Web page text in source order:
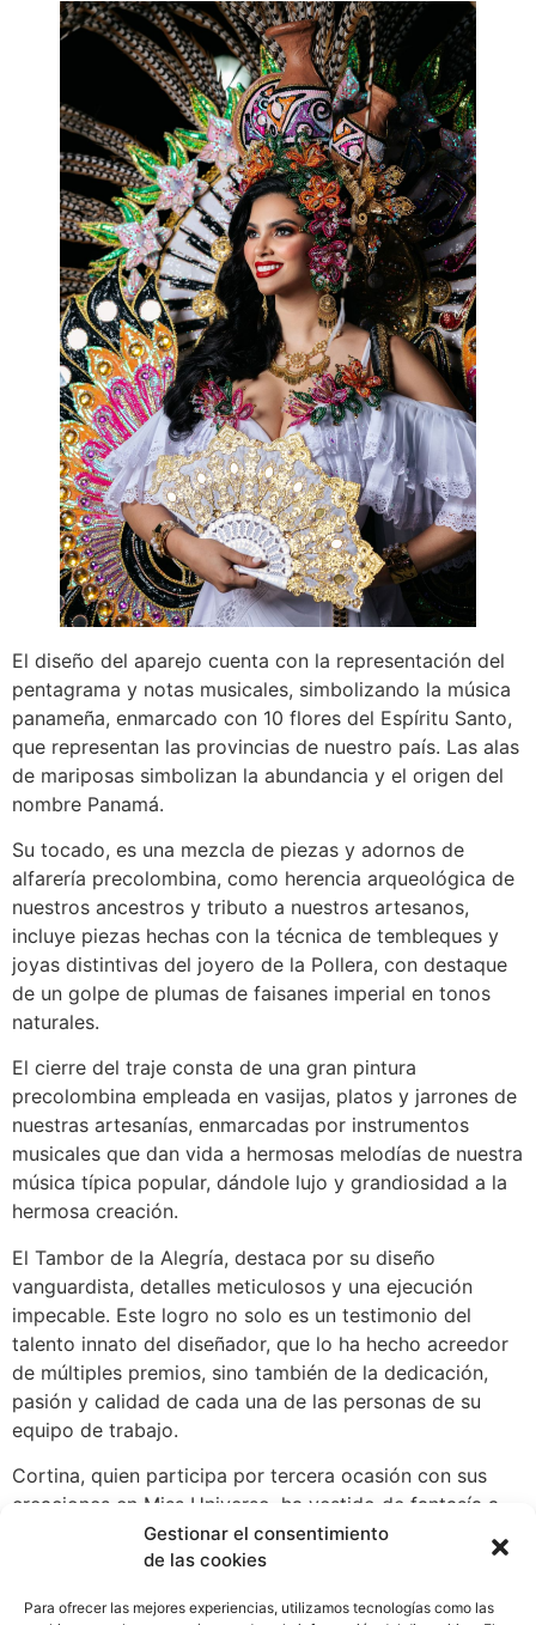
Gestionar el consentimiento
de las cookies
Para ofrecer las mejores experiencias, utilizamos tecnologías como las
El diseño del aparejo cuenta con la representación del
pentagrama y notas musicales, simbolizando la música
panameña, enmarcado con 10 flores del Espíritu Santo,
que representan las provincias de nuestro país. Las alas
de mariposas simbolizan la abundancia y el origen del
nombre Panamá.
Su tocado, es una mezcla de piezas y adornos de
alfarería precolombina, como herencia arqueológica de
nuestros ancestros y tributo a nuestros artesanos,
incluye piezas hechas con la técnica de tembleques y
joyas distintivas del joyero de la Pollera, con destaque
de un golpe de plumas de faisanes imperial en tonos
naturales.
El cierre del traje consta de una gran pintura
precolombina empleada en vasijas, platos y jarrones de
nuestras artesanías, enmarcadas por instrumentos
musicales que dan vida a hermosas melodías de nuestra
música típica popular, dándole lujo y grandiosidad a la
hermosa creación.
El Tambor de la Alegría, destaca por su diseño
vanguardista, detalles meticulosos y una ejecución
impecable. Este logro no solo es un testimonio del
talento innato del diseñador, que lo ha hecho acreedor
de múltiples premios, sino también de la dedicación,
pasión y calidad de cada una de las personas de su
equipo de trabajo.
Cortina, quien participa por tercera ocasión con sus
creaciones en Miss Universo, ha vestido de fantasía a
las dos últimas panameñas en ingresar al TOP de este
concurso, con creaciones muy llamativas y coloridas
Keity Drennan en el año 2016 y el recordado y muy